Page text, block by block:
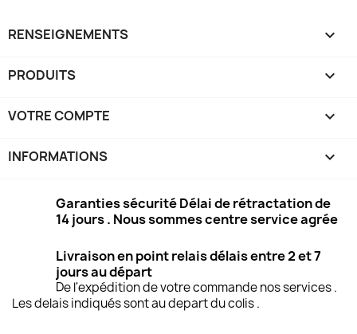
RENSEIGNEMENTS 
PRODUITS 
VOTRE COMPTE 
INFORMATIONS keyboard_arrow_down
Garanties sécurité Délai de rétractation de
14 jours . Nous sommes centre service agrée
Livraison en point relais délais entre 2 et 7
jours au départ
De l'expédition de votre commande nos services .
Les delais indiqués sont au depart du colis .